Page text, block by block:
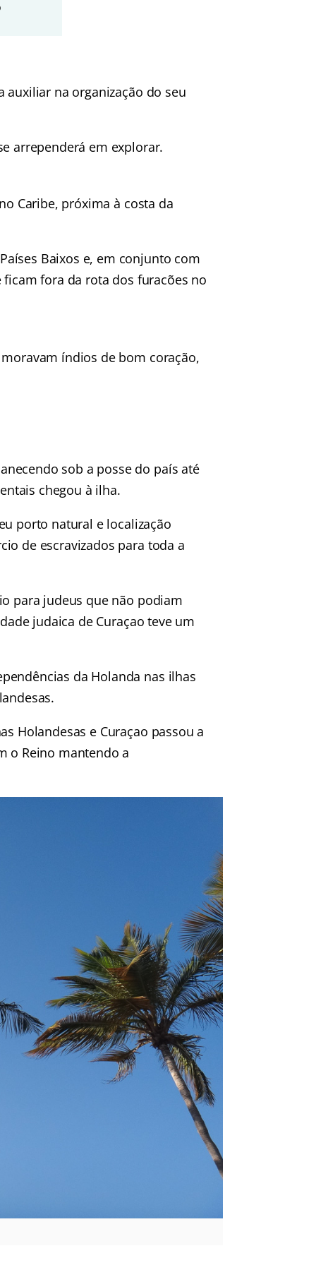
auxiliar na organização do seu
arrependerá em explorar.
Caribe, próxima à costa da
Baixos e, em conjunto com
ficam fora da rota dos furacões no
índios de bom coração,
sob a posse do país até
chegou à ilha.
porto natural e localização
de escravizados para toda a
para judeus que não podiam
judaica de Curaçao teve um
da Holanda nas ilhas
Holandesas e Curaçao passou a
o Reino mantendo a